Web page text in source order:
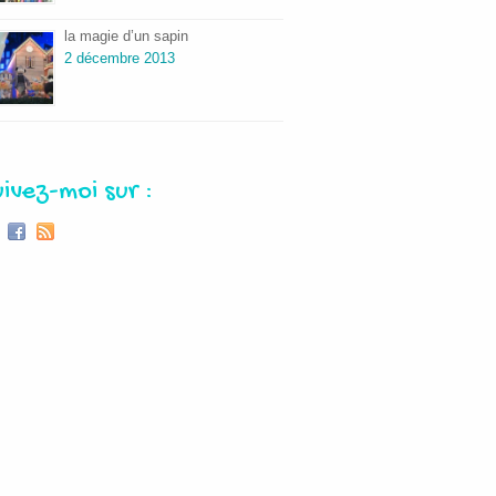
la magie d’un sapin
2 décembre 2013
moi sur :